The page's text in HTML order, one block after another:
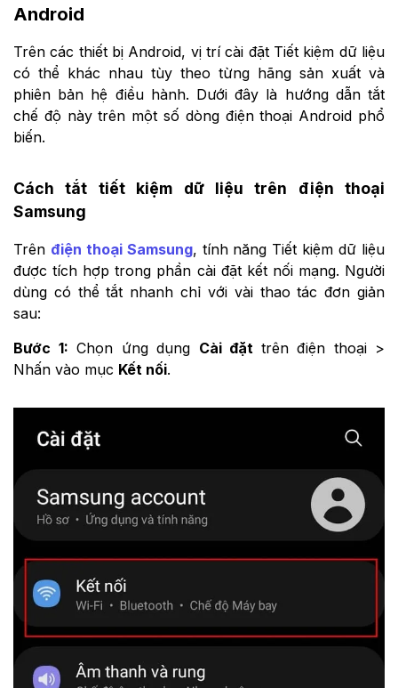
Android
Trên các thiết bị Android, vị trí cài đặt Tiết kiệm dữ liệu
có thể khác nhau tùy theo từng hãng sản xuất và
phiên bản hệ điều hành. Dưới đây là hướng dẫn tắt
chế độ này trên một số dòng điện thoại Android phổ
biến.
Cách tắt tiết kiệm dữ liệu trên điện thoại
Samsung
Trên điện thoại Samsung, tính năng Tiết kiệm dữ liệu
được tích hợp trong phần cài đặt kết nối mạng. Người
dùng có thể tắt nhanh chỉ với vài thao tác đơn giản
sau:
Bước 1: Chọn ứng dụng Cài đặt trên điện thoại >
Nhấn vào mục Kết nối.